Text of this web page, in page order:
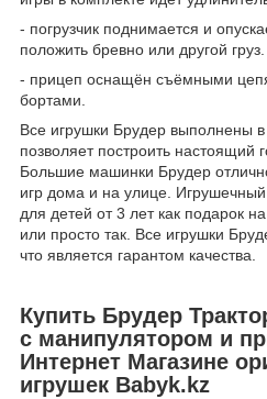
- погрузчик поднимается и
положить бревно или другой груз.
- прицеп оснащён съёмными
бортами.
Все игрушки Брудер выполнены
позволяет построить настоящий
Большие машинки Брудер
игр дома и на улице.
для детей от 3 лет как подарок
или просто так. Все игрушки
что является гарантом качества.
Купить Брудер
c манипулятором и
Интернет Магазине
игрушек Babyk.kz